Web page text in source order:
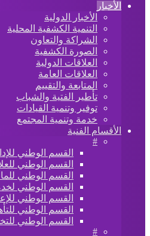
الأخبار
الأخبار الدولية
التنمية الكشفية المحلية
الشراكة والتعاون
الصورة الكشفية
العلاقات الدولية
العلاقات العامة
المتابعة والتقييم
تأطير الفتية والشباب
توفير وتنمية القيادات
خدمة وتنمية المجتمع
الأقسام الفنية
#
القسم الوطني
القسم الوطني
القسم الوطني
القسم الوطني
القسم الوطني
القسم الوطني
القسم الوطني
#